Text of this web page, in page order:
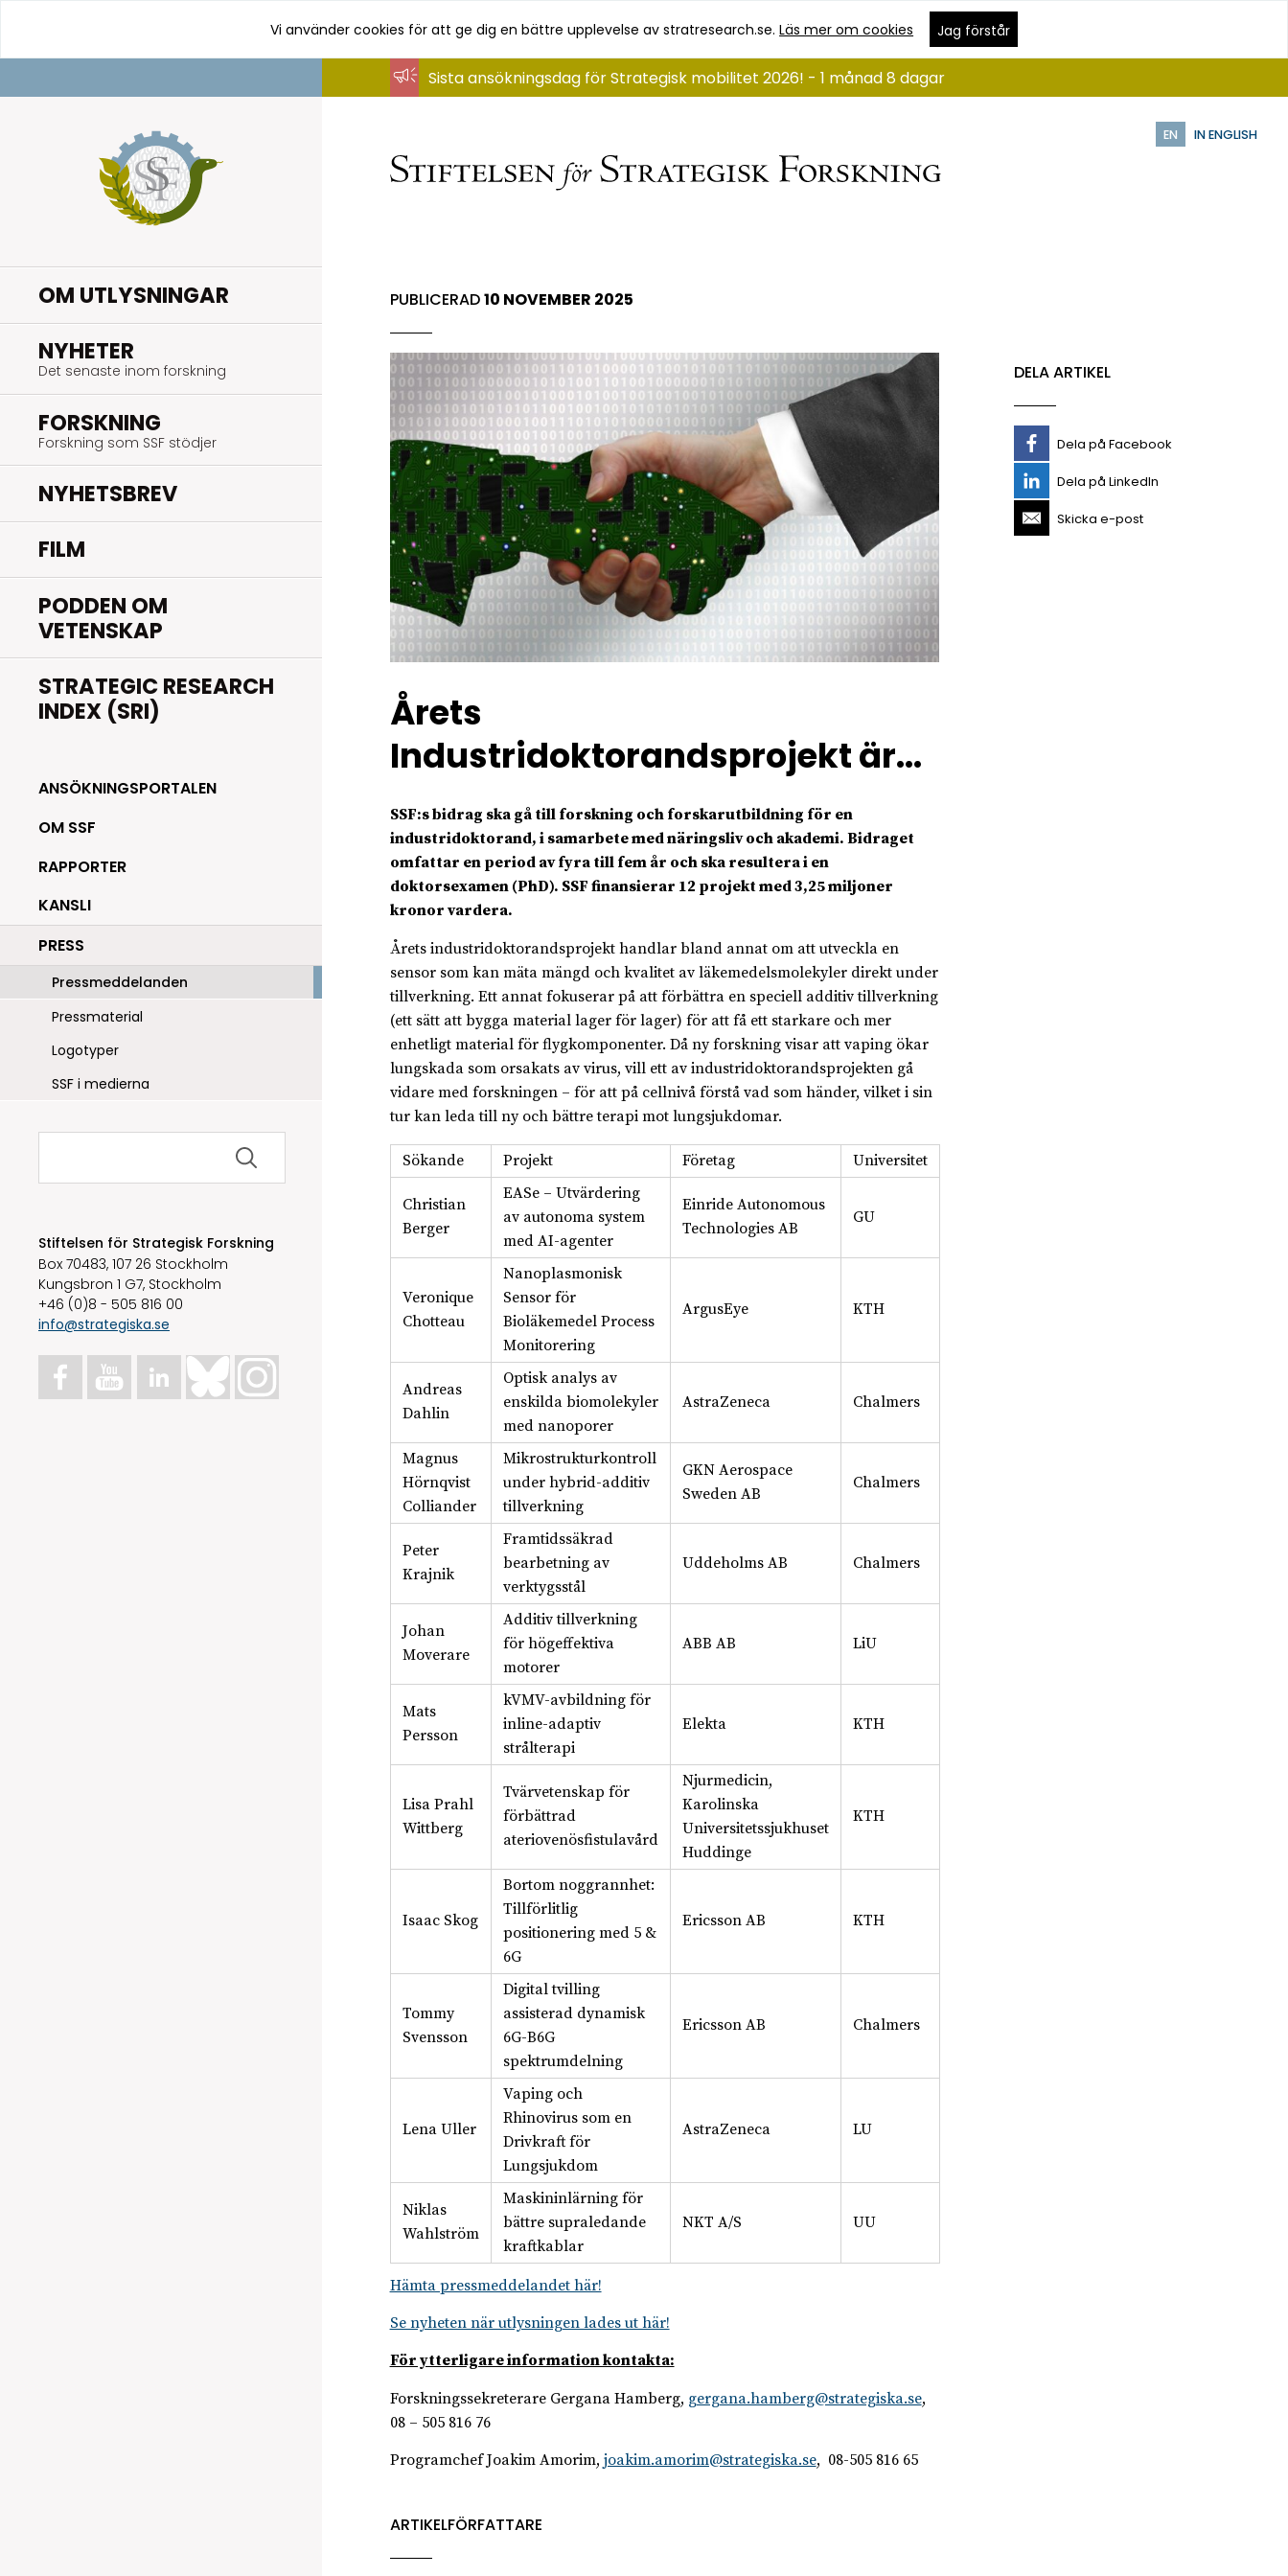
innehåll
Vi använder cookies för att ge dig en bättre upplevelse av stratresearch.se.Läs mer om cookies Jag förstår
EN IN ENGLISH
OM UTLYSNINGAR
NYHETER
Det senaste inom forskning
FORSKNING
Forskning som SSF stödjer
NYHETSBREV
FILM
PODDEN OM
VETENSKAP
STRATEGIC RESEARCH
INDEX (SRI)
ANSÖKNINGSPORTALEN
OM SSF
RAPPORTER
KANSLI
PRESS
Pressmeddelanden
Pressmaterial
Logotyper
SSF i medierna
Sök
Stiftelsen för Strategisk Forskning
Box 70483, 107 26 Stockholm
Kungsbron 1 G7, Stockholm
+46 (0)8 - 505 816 00
info@strategiska.se
Sista ansökningsdag för Strategisk mobilitet 2026! - 1 månad 8 dagar
PUBLICERAD10 NOVEMBER 2025
Årets
Industridoktorandsprojekt är…
SSF:s bidrag ska gå till forskning och forskarutbildning för en
industridoktorand, i samarbete med näringsliv och akademi. Bidraget
omfattar en period av fyra till fem år och ska resultera i en
doktorsexamen (PhD). SSF finansierar 12 projekt med 3,25 miljoner
kronor vardera.
Årets industridoktorandsprojekt handlar bland annat om att utveckla en
sensor som kan mäta mängd och kvalitet av läkemedelsmolekyler direkt under
tillverkning. Ett annat fokuserar på att förbättra en speciell additiv tillverkning
(ett sätt att bygga material lager för lager) för att få ett starkare och mer
enhetligt material för flygkomponenter. Då ny forskning visar att vaping ökar
lungskada som orsakats av virus, vill ett av industridoktorandsprojekten gå
vidare med forskningen – för att på cellnivå förstå vad som händer, vilket i sin
tur kan leda till ny och bättre terapi mot lungsjukdomar.
Sökande Projekt Företag Universitet
Christian
Berger
EASe – Utvärdering
av autonoma system
med AI-agenter
Einride Autonomous
Technologies AB
GU
Veronique
Chotteau
Nanoplasmonisk
Sensor för
Bioläkemedel Process
Monitorering
ArgusEye KTH
Andreas
Dahlin
Optisk analys av
enskilda biomolekyler
med nanoporer
AstraZeneca Chalmers
Magnus
Hörnqvist
Colliander
Mikrostrukturkontroll
under hybrid-additiv
tillverkning
GKN Aerospace
Sweden AB
Chalmers
Peter
Krajnik
Framtidssäkrad
bearbetning av
verktygsstål
Uddeholms AB Chalmers
Johan
Moverare
Additiv tillverkning
för högeffektiva
motorer
ABB AB LiU
Mats
Persson
kVMV-avbildning för
inline-adaptiv
strålterapi
Elekta KTH
Lisa Prahl
Wittberg
Tvärvetenskap för
förbättrad
ateriovenösfistulavård
Njurmedicin,
Karolinska
Universitetssjukhuset
Huddinge
KTH
Isaac Skog
Bortom noggrannhet:
Tillförlitlig
positionering med 5 &
6G
Ericsson AB KTH
Tommy
Svensson
Digital tvilling
assisterad dynamisk
6G-B6G
spektrumdelning
Ericsson AB Chalmers
Lena Uller
Vaping och
Rhinovirus som en
Drivkraft för
Lungsjukdom
AstraZeneca LU
Niklas
Wahlström
Maskininlärning för
bättre supraledande
kraftkablar
NKT A/S UU
Hämta pressmeddelandet här!
Se nyheten när utlysningen lades ut här!
För ytterligare information kontakta:
Forskningssekreterare Gergana Hamberg, gergana.hamberg@strategiska.se,
08 – 505 816 76
Programchef Joakim Amorim, joakim.amorim@strategiska.se, 08-505 816 65
ARTIKELFÖRFATTARE
DELA ARTIKEL
Dela på Facebook
Dela på LinkedIn
Skicka e-post